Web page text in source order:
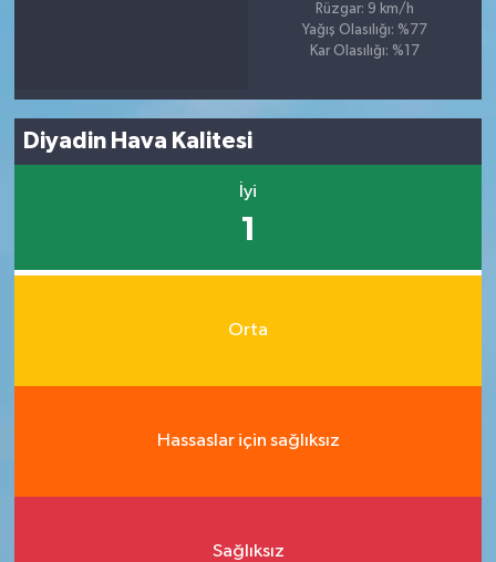
Rüzgar: 9 km/h
Yağış Olasılığı: %77
Kar Olasılığı: %17
Diyadin Hava Kalitesi
İyi
1
Orta
Hassaslar için sağlıksız
Sağlıksız